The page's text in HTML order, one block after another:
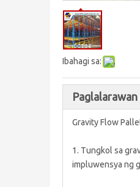
Ibahagi sa:
Gravity Flow
1. Tungkol sa
impluwensya ng